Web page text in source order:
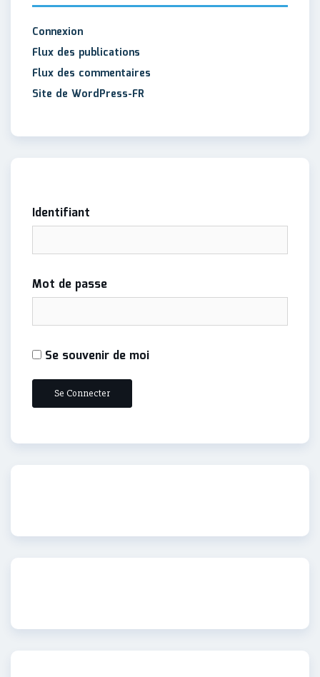
Connexion
Flux des publications
Flux des commentaires
Site de WordPress-FR
Identifiant
Mot de passe
Se souvenir de moi